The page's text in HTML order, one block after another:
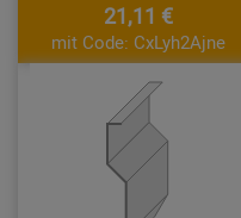
21,11 €
mit Code: CxLyh2Ajne